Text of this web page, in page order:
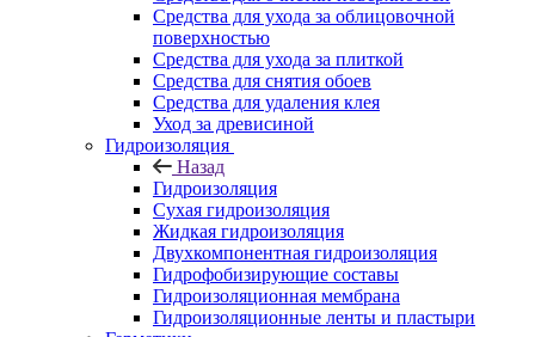
Средства для ухода за облицовочной
поверхностью
Средства для ухода за плиткой
Средства для снятия обоев
Средства для удаления клея
Уход за древисиной
Гидроизоляция
Назад
Гидроизоляция
Сухая гидроизоляция
Жидкая гидроизоляция
Двухкомпонентная гидроизоляция
Гидрофобизирующие составы
Гидроизоляционная мембрана
Гидроизоляционные ленты и пластыри